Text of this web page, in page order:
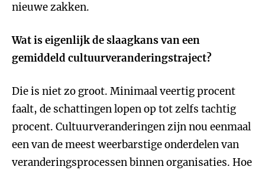
nieuwe zakken.
Wat is eigenlijk de slaagkans van een
gemiddeld cultuurveranderingstraject?
Die is niet zo groot. Minimaal veertig procent
faalt, de schattingen lopen op tot zelfs tachtig
procent. Cultuurveranderingen zijn nou eenmaal
een van de meest weerbarstige onderdelen van
veranderingsprocessen binnen organisaties. Hoe